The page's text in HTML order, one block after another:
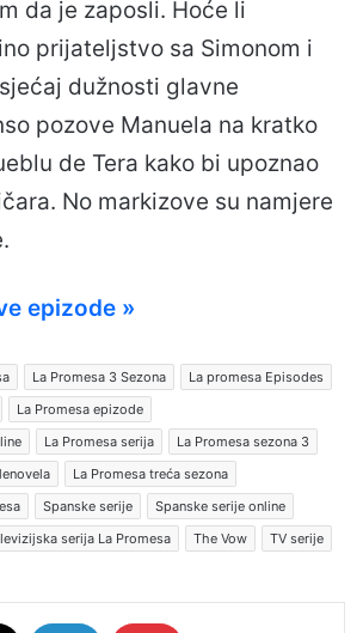
da je zaposli. Hoće li
prijateljstvo sa Simonom i
dužnosti glavne
pozove Manuela na kratko
de Tera kako bi upoznao
No markizove su namjere
epizode »
La Promesa 3 Sezona
La promesa Episodes
La Promesa epizode
La Promesa serija
La Promesa sezona 3
La Promesa treća sezona
Spanske serije
Spanske serije online
serija La Promesa The Vow
TV serije